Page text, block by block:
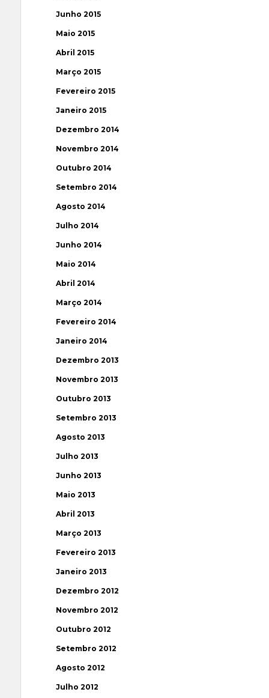
Junho 2015
Maio 2015
Abril 2015
Março 2015
Fevereiro 2015
Janeiro 2015
Dezembro 2014
Novembro 2014
Outubro 2014
Setembro 2014
Agosto 2014
Julho 2014
Junho 2014
Maio 2014
Abril 2014
Março 2014
Fevereiro 2014
Janeiro 2014
Dezembro 2013
Novembro 2013
Outubro 2013
Setembro 2013
Agosto 2013
Julho 2013
Junho 2013
Maio 2013
Abril 2013
Março 2013
Fevereiro 2013
Janeiro 2013
Dezembro 2012
Novembro 2012
Outubro 2012
Setembro 2012
Agosto 2012
Julho 2012